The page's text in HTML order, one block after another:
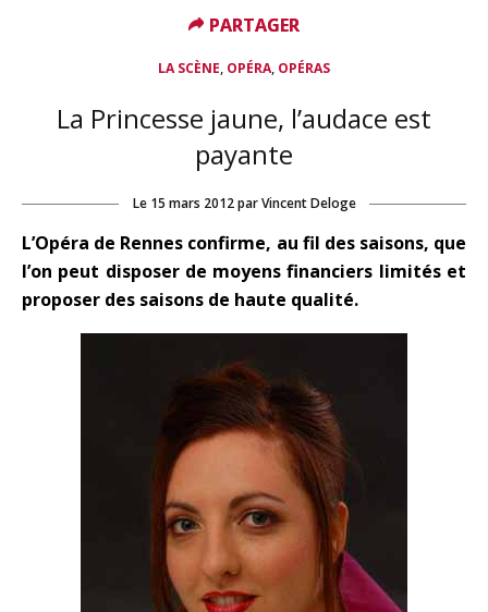
LA SCÈNE, OPÉRA, OPÉRAS
La Princesse jaune, l’audace est
payante
Le 15 mars 2012 par Vincent Deloge
L’Opéra de Rennes confirme, au fil des saisons, que
l’on peut disposer de moyens financiers limités et
proposer des saisons de haute qualité.
PARTAGER
PARTAGER